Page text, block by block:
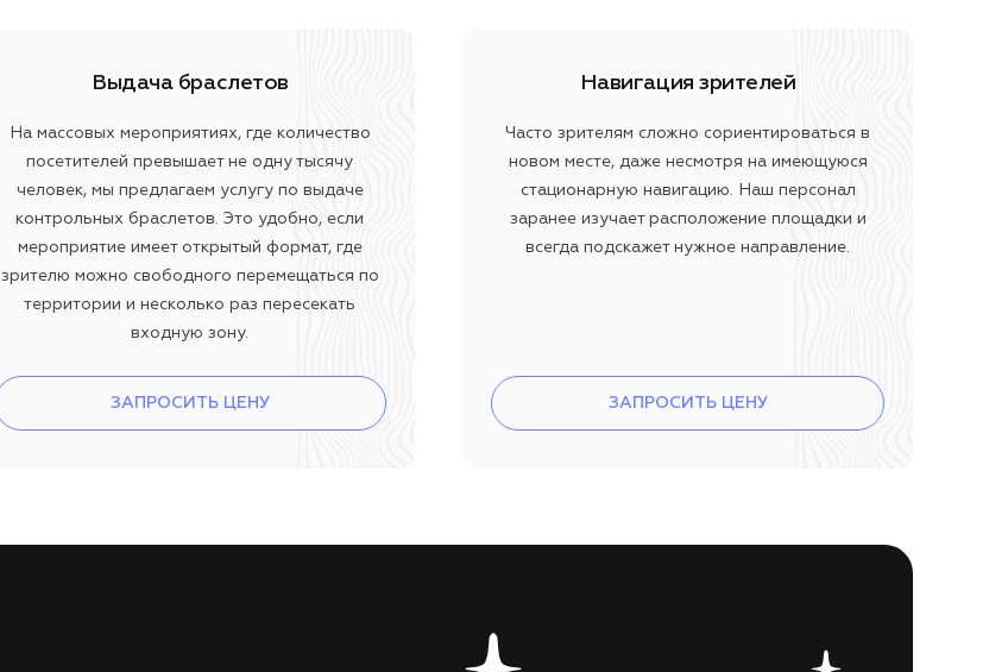
Выдача браслетов
На массовых мероприятиях, где количество
посетителей превышает не одну тысячу
человек, мы предлагаем услугу по выдаче
контрольных браслетов. Это удобно, если
мероприятие имеет открытый формат, где
зрителю можно свободного перемещаться по
территории и несколько раз пересекать
входную зону.
ЗАПРОСИТЬ ЦЕНУ
Навигация зрителей
Часто зрителям сложно сориентироваться в
новом месте, даже несмотря на имеющуюся
стационарную навигацию. Наш персонал
заранее изучает расположение площадки и
всегда подскажет нужное направление.
ЗАПРОСИТЬ ЦЕНУ